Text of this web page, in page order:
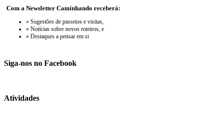
Com a Newsletter Caminhando receberá:
» Sugestões de passeios e visitas,
» Notícias sobre novos roteiros, e
» Destaques a pensar em si
Siga-nos no Facebook
Atividades